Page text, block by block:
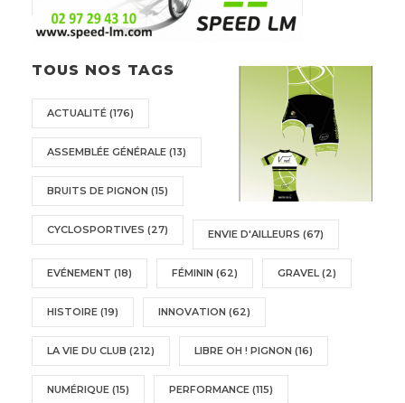
TOUS NOS TAGS
ACTUALITÉ (176)
ASSEMBLÉE GÉNÉRALE (13)
BRUITS DE PIGNON (15)
CYCLOSPORTIVES (27) ENVIE D'AILLEURS (67)
EVÉNEMENT (18) FÉMININ (62) GRAVEL (2)
HISTOIRE (19) INNOVATION (62)
LA VIE DU CLUB (212) LIBRE OH ! PIGNON (16)
NUMÉRIQUE (15) PERFORMANCE (115)